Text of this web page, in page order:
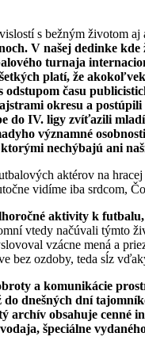
s bežným životom
V našej dedinke kde
turnaja
platí, že
času
okresu a
do IV. ligy zvíťazili
významné
nechýbajú ani
aktérov na
vidíme iba srdcom,
aktivity k
vtedy načúvali týmto
vzácne mená a
bez ozdoby, teda sĺz
a komunikácie
dnešných dní
archív obsahuje cenné
špeciálne